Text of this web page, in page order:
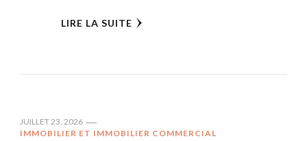
LIRE LA SUITE
JUILLET 23, 2026
IMMOBILIER ET IMMOBILIER COMMERCIAL